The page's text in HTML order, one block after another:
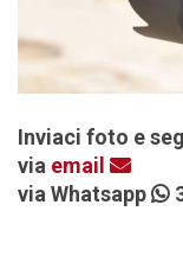
Inviaci foto e
via email
via Whatsapp